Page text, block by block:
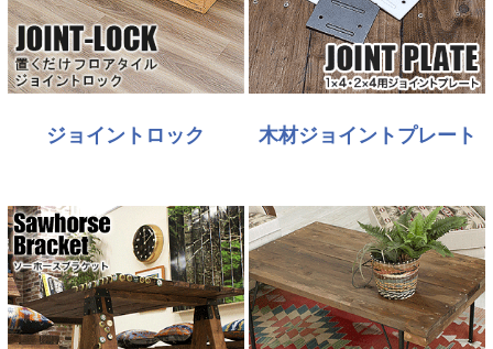
ジョイントロック 木材ジョイントプレート